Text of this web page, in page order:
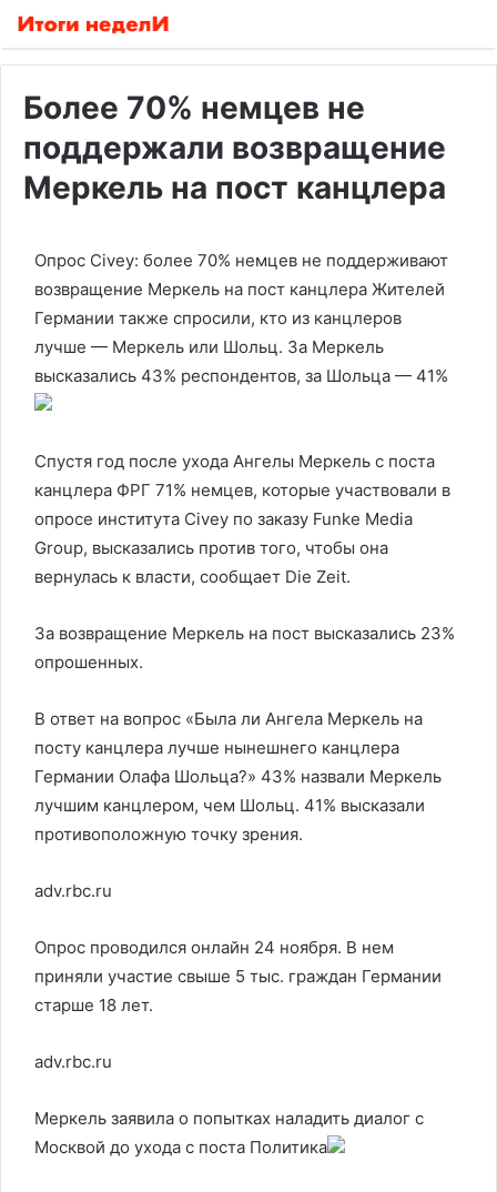
Более 70% немцев не
поддержали возвращение
Меркель на пост канцлера
Опрос Civey: более 70% немцев не поддерживают
возвращение Меркель на пост канцлера Жителей
Германии также спросили, кто из канцлеров
лучше — Меркель или Шольц. За Меркель
высказались 43% респондентов, за Шольца — 41%
Спустя год после ухода Ангелы Меркель с поста
канцлера ФРГ 71% немцев, которые участвовали в
опросе института Civey по заказу Funke Media
Group, высказались против того, чтобы она
вернулась к власти, сообщает Die Zeit.
За возвращение Меркель на пост высказались 23%
опрошенных.
В ответ на вопрос «Была ли Ангела Меркель на
посту канцлера лучше нынешнего канцлера
Германии Олафа Шольца?» 43% назвали Меркель
лучшим канцлером, чем Шольц. 41% высказали
противоположную точку зрения.
adv.rbc.ru
Опрос проводился онлайн 24 ноября. В нем
приняли участие свыше 5 тыс. граждан Германии
старше 18 лет.
adv.rbc.ru
Меркель заявила о попытках наладить диалог с
Москвой до ухода с поста Политика